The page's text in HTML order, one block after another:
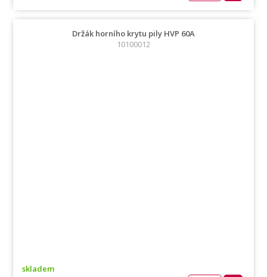
Držák horního krytu pily HVP 60A
10100012
skladem